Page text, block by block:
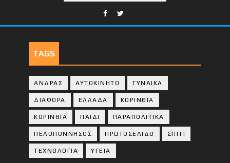
TAGS
ΑΝΔΡΑΣ ΑΥΤΟΚΙΝΗΤΟ ΓΥΝΑΙΚΑ
ΔΙΑΦΟΡΑ ΕΛΛΑΔΑ ΚΟΡΙΝΘΙΑ
ΚΟΡΙΝΘΙA ΠΑΙΔΙ ΠΑΡΑΠΟΛΙΤΙΚΑ
ΠΕΛΟΠΟΝΝΗΣΟΣ ΠΡΩΤΟΣΕΛΙΔΟ ΣΠΙΤΙ
ΤΕΧΝΟΛΟΓΙΑ ΥΓΕΙΑ